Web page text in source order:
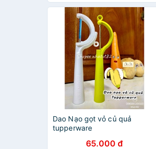
Dao Nạo gọt vỏ củ quả
tupperware
65.000 đ